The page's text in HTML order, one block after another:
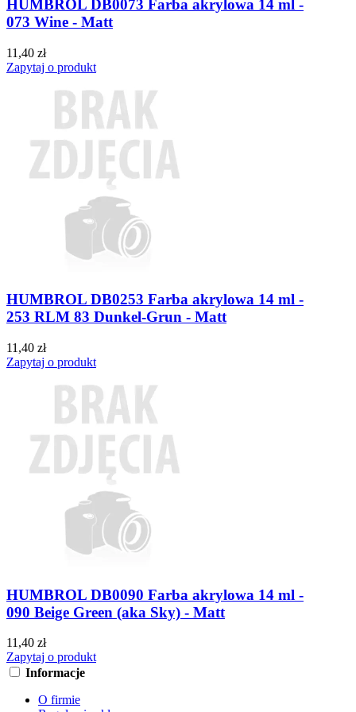
HUMBROL DB0073 Farba akrylowa 14 ml -
073 Wine - Matt
11,40 zł
Zapytaj o produkt
HUMBROL DB0253 Farba akrylowa 14 ml -
253 RLM 83 Dunkel-Grun - Matt
11,40 zł
Zapytaj o produkt
HUMBROL DB0090 Farba akrylowa 14 ml -
090 Beige Green (aka Sky) - Matt
11,40 zł
Zapytaj o produkt
Informacje
O firmie